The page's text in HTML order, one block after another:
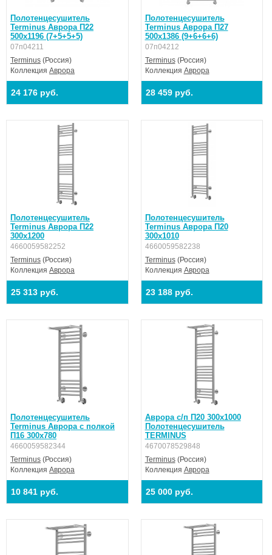
Полотенцесушитель
Terminus Аврора П22
500х1196 (7+5+5+5)
07п04211
Terminus (Россия)
Коллекция Аврора
24 176 руб.
Полотенцесушитель
Terminus Аврора П27
500х1386 (9+6+6+6)
07п04212
Terminus(Россия)
Коллекция Аврора
28 459 руб.
Полотенцесушитель
Terminus Аврора П22
300х1200
4660059582252
Terminus (Россия)
Коллекция Аврора
25 313 руб.
Полотенцесушитель
Terminus Аврора П20
300х1010
4660059582238
Terminus(Россия)
Коллекция Аврора
23 188 руб.
Полотенцесушитель
Terminus Аврора с полкой
П16 300х780
4660059582344
Terminus (Россия)
Коллекция Аврора
10 841 руб.
Аврора с/п П20 300х1000
Полотенцесушитель
TERMINUS
4670078529848
Terminus(Россия)
Коллекция Аврора
25 000 руб.